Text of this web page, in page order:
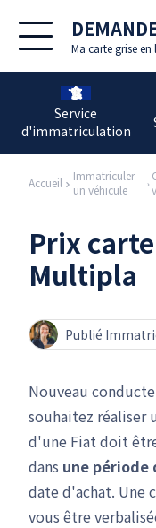
Ma carte grise en
Service
d'immatriculation
Accueil
Immatriculer
un véhicule
Prix
Multipla
Publié
Nouveau
souhaitez réaliser
d'une Fiat doit
dans une période
date d'achat. Une
vous être